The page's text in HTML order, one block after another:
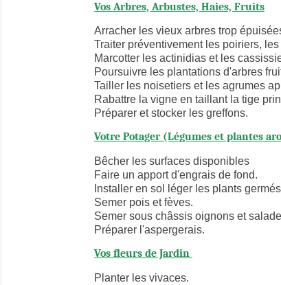
Vos Arbres, Arbustes, Haies, Fruits
Arracher les vieux arbres trop
Traiter préventivement les poiriers,
Marcotter les actinidias et les
Poursuivre les plantations d'arbres
Tailler les noisetiers et les agrumes
Rabattre la vigne en taillant la tige
Préparer et stocker les greffons.
Votre Potager (Légumes et plantes
Bêcher les surfaces disponibles
Faire un apport d'engrais de fond.
Installer en sol léger les plants
Semer pois et fèves.
Semer sous châssis oignons et
Préparer l'aspergerais.
Vos fleurs de Jardin
Planter les vivaces.